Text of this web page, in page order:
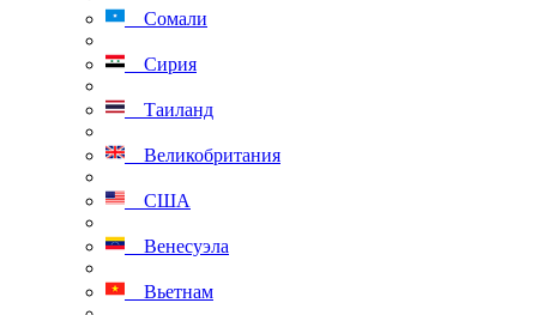
Сомали
Сирия
Таиланд
Великобритания
США
Венесуэла
Вьетнам